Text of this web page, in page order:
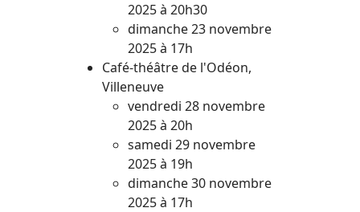
2025 à 20h30
dimanche 23 novembre
2025 à 17h
Café-théâtre de l'Odéon,
Villeneuve
vendredi 28 novembre
2025 à 20h
samedi 29 novembre
2025 à 19h
dimanche 30 novembre
2025 à 17h